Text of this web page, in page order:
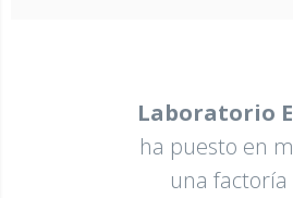
Laboratorio
ha puesto en
una factoría